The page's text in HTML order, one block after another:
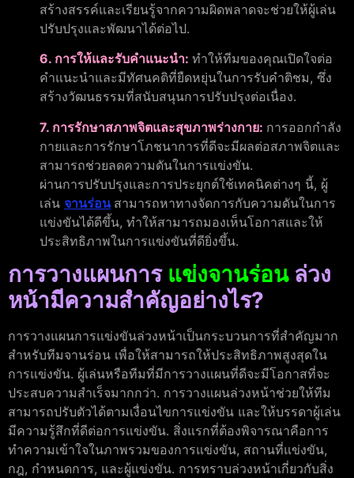
สร้างสรรค์และเรียนรู้จากความผิดพลาดจะช่วยให้ผู้เล่น
ปรับปรุงและพัฒนาได้ต่อไป.
6. การให้และรับคำแนะนำ: ทำให้ทีมของคุณเปิดใจต่อ
คำแนะนำและมีทัศนคติที่ยืดหยุ่นในการรับคำติชม, ซึ่ง
สร้างวัฒนธรรมที่สนับสนุนการปรับปรุงต่อเนื่อง.
7. การรักษาสภาพจิตและสุขภาพร่างกาย: การออกกำลัง
กายและการรักษาโภชนาการที่ดีจะมีผลต่อสภาพจิตและ
สามารถช่วยลดความดันในการแข่งขัน.
ผ่านการปรับปรุงและการประยุกต์ใช้เทคนิคต่างๆ นี้, ผู้
เล่น จานร่อน สามารถหาทางจัดการกับความดันในการ
แข่งขันได้ดีขึ้น, ทำให้สามารถมองเห็นโอกาสและให้
ประสิทธิภาพในการแข่งขันที่ดียิ่งขึ้น.
การวางแผนการ แข่งจานร่อน ล่วง
หน้ามีความสำคัญอย่างไร?
การวางแผนการแข่งขันล่วงหน้าเป็นกระบวนการที่สำคัญมาก
สำหรับทีมจานร่อน เพื่อให้สามารถให้ประสิทธิภาพสูงสุดใน
การแข่งขัน. ผู้เล่นหรือทีมที่มีการวางแผนที่ดีจะมีโอกาสที่จะ
ประสบความสำเร็จมากกว่า. การวางแผนล่วงหน้าช่วยให้ทีม
สามารถปรับตัวได้ตามเงื่อนไขการแข่งขัน และให้บรรดาผู้เล่น
มีความรู้สึกที่ดีต่อการแข่งขัน. สิ่งแรกที่ต้องพิจารณาคือการ
ทำความเข้าใจในภาพรวมของการแข่งขัน, สถานที่แข่งขัน,
กฎ, กำหนดการ, และผู้แข่งขัน. การทราบล่วงหน้าเกี่ยวกับสิ่ง